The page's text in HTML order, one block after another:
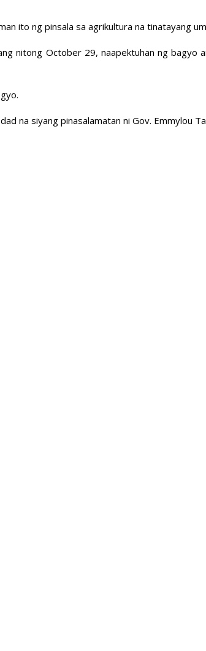
ito ng pinsala sa agrikultura na tinatayang
nitong October 29, naapektuhan ng bagyo
na siyang pinasalamatan ni Gov. Emmylou